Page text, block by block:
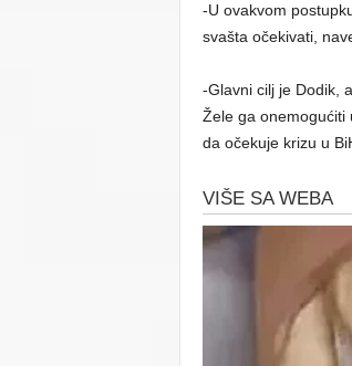
-U ovakvom
svašta očekivati,
-Glavni cilj je Dodik,
Žele ga onemogućiti
da očekuje krizu u